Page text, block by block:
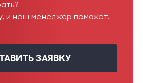
и наш менеджер поможет.
ЗАЯВКУ